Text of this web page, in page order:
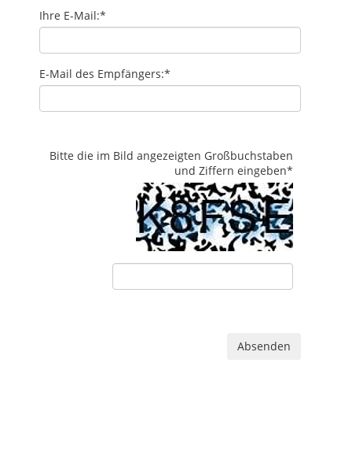
Ihre E-Mail:*
E-Mail des Empfängers:*
Bitte die im Bild angezeigten Großbuchstaben
und Ziffern eingeben*
Absenden